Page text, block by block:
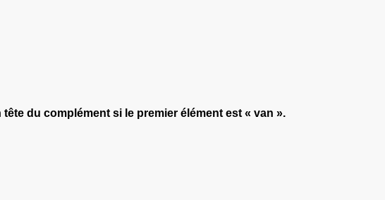
du complément si le premier élément est « van ».